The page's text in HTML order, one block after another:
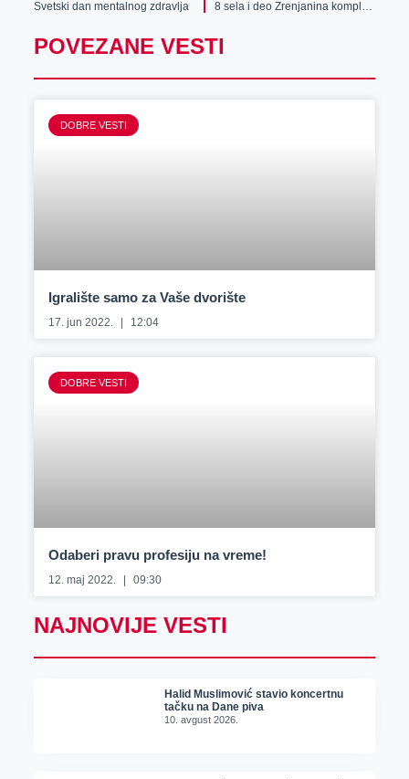
Svetski dan mentalnog zdravlja
8 sela i deo Zrenjanina kompletno ostaju bez struje!
POVEZANE VESTI
DOBRE VESTI
Igralište samo za Vaše dvorište
17. jun 2022. 12:04
DOBRE VESTI
Odaberi pravu profesiju na vreme!
12. maj 2022. 09:30
NAJNOVIJE VESTI
Halid Muslimović stavio koncertnu
tačku na Dane piva
10. avgust 2026.